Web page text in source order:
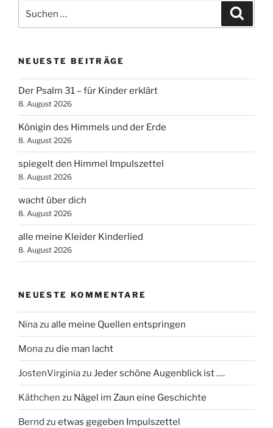
nach:
NEUESTE BEITRÄGE
Der Psalm 31 – für Kinder erklärt
8. August 2026
Königin des Himmels und der Erde
8. August 2026
spiegelt den Himmel Impulszettel
8. August 2026
wacht über dich
8. August 2026
alle meine Kleider Kinderlied
8. August 2026
NEUESTE KOMMENTARE
Ninazu alle meine Quellen entspringen
Monazu die man lacht
JostenVirginiazu Jeder schöne Augenblick ist ….
Käthchen zu Nägel im Zaun eine Geschichte
Bernd zu etwas gegeben Impulszettel